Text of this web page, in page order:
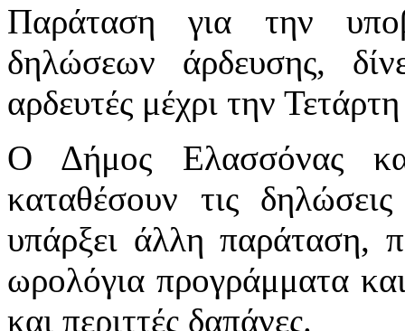
Παράταση για την
δηλώσεων άρδευσης,
αρδευτές μέχρι την
Ο Δήμος Ελασσόνας
καταθέσουν τις
υπάρξει άλλη παράταση,
ωρολόγια προγράμματα
και περιττές δαπάνες.